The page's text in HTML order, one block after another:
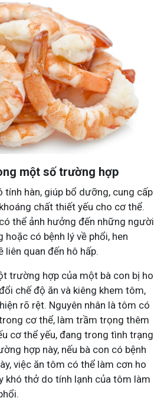
một số trường hợp
tính hàn, giúp bổ dưỡng, cung cấp
chất thiết yếu cho cơ thể.
thể ảnh hưởng đến những người
có bệnh lý về phổi, hen
liên quan đến hô hấp.
trường hợp của một bà con bị ho
chế độ ăn và kiêng khem tôm,
rõ rệt. Nguyên nhân là tôm có
cơ thể, làm trầm trọng thêm
cơ thể yếu, đang trong tình trạng
hợp này, nếu bà con có bệnh
việc ăn tôm có thể làm cơn ho
khó thở do tính lạnh của tôm làm